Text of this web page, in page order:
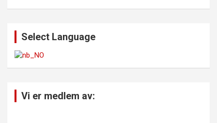
Select Language
Vi er medlem av: